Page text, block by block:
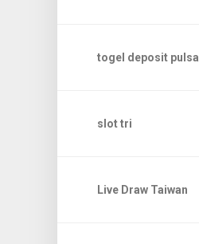
togel deposit pulsa
slot tri
Live Draw Taiwan